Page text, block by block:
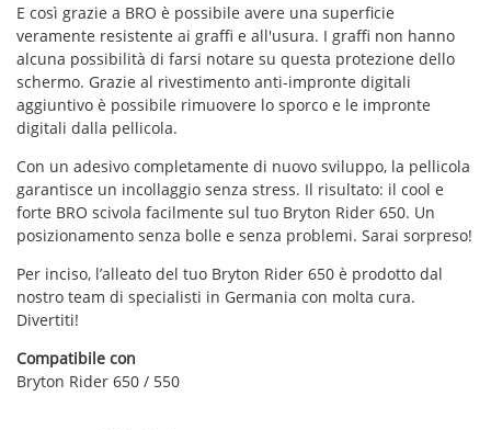
E così grazie a BRO è possibile avere una superficie
veramente resistente ai graffi e all'usura. I graffi non hanno
alcuna possibilità di farsi notare su questa protezione dello
schermo. Grazie al rivestimento anti-impronte digitali
aggiuntivo è possibile rimuovere lo sporco e le impronte
digitali dalla pellicola.
Con un adesivo completamente di nuovo sviluppo, la pellicola
garantisce un incollaggio senza stress. Il risultato: il cool e
forte BRO scivola facilmente sul tuo Bryton Rider 650. Un
posizionamento senza bolle e senza problemi. Sarai sorpreso!
Per inciso, l’alleato del tuo Bryton Rider 650 è prodotto dal
nostro team di specialisti in Germania con molta cura.
Divertiti!
Compatibile con
Bryton Rider 650 / 550